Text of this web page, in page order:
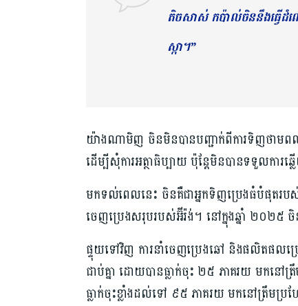
តិចសាស់ កប៉ាល់ចិននឹងធ្វើដំ
ស្កា។”
យ៉ាងណាមិញ ចិន​មិន​បាន​បញ្ជាក់​ពី​ការ​ទិញ​ថាមព
ដើម្បីសុំការអត្ថាធិប្បាយ ប៉ុន្តែមិនបានទទួលការឆ្
មកទល់ពេលនេះ ចិនគឺជាអ្នកទិញប្រេងធំបំផុតរ
ចេញប្រេងសរុបរបស់អ៊ីរ៉ង់។ នៅក្នុងឆ្នាំ ២០២៥
ផ្ទុយទៅវិញ ការនាំចេញប្រេងឆៅ​ និងផលិតផលប្រេ
ជាប់គ្នា ដោយបានធ្លាក់ចុះ ២៥ ភាគរយ មកន
ធ្លាក់ចុះខ្លាំងដល់ទៅ ៩៥ ភាគរយ មកនៅត្រឹមប្